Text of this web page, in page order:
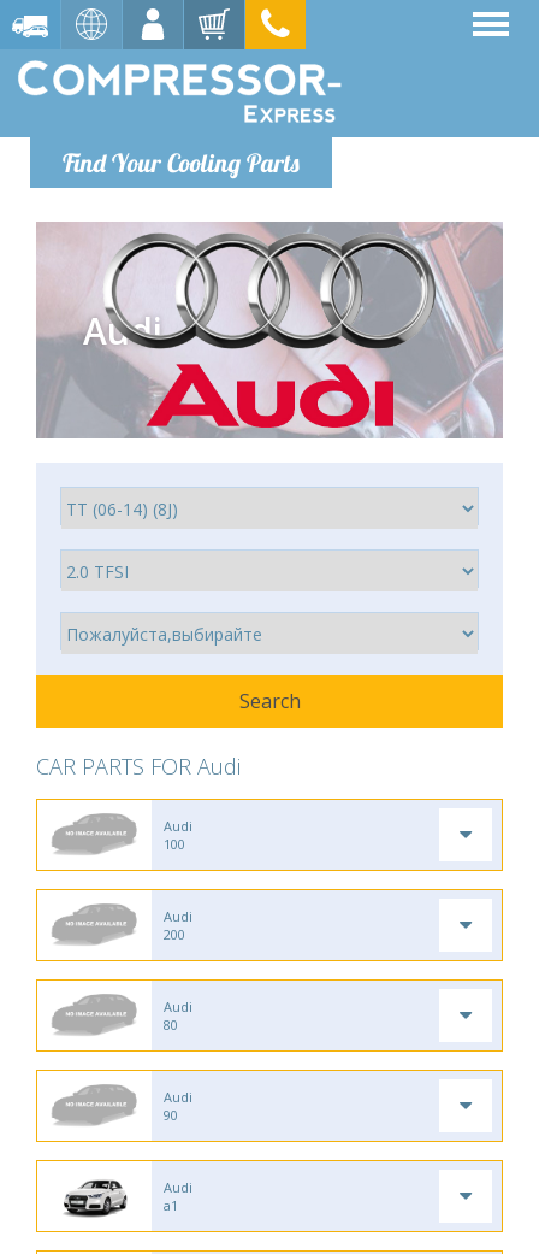
Find Your Cooling Parts
Audi
CAR PARTS FOR Audi
Audi
100
Audi
200
Audi
80
Audi
90
Audi
a1